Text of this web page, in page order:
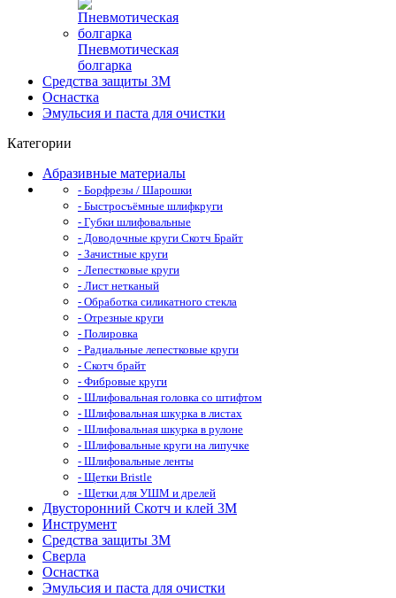
Пневмотическая
болгарка
Средства защиты 3М
Оснастка
Эмульсия и паста для очистки
Категории
Абразивные материалы
- Борфрезы / Шарошки
- Быстросъёмные шлифкруги
- Губки шлифовальные
- Доводочные круги Скотч Брайт
- Зачистные круги
- Лепестковые круги
- Лист нетканый
- Обработка силикатного стекла
- Отрезные круги
- Полировка
- Радиальные лепестковые круги
- Скотч брайт
- Фибровые круги
- Шлифовальная головка со штифтом
- Шлифовальная шкурка в листах
- Шлифовальная шкурка в рулоне
- Шлифовальные круги на липучке
- Шлифовальные ленты
- Щетки Bristle
- Щетки для УШМ и дрелей
Двусторонний Скотч и клей 3М
Инструмент
Средства защиты 3М
Сверла
Оснастка
Эмульсия и паста для очистки